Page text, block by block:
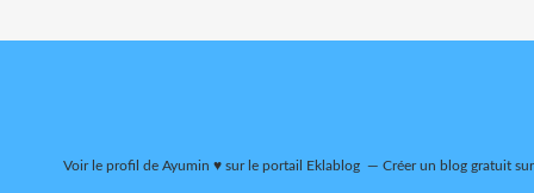
Voir le profil de Ayumin ♥sur le portail Eklablog Créer un blog gratuit